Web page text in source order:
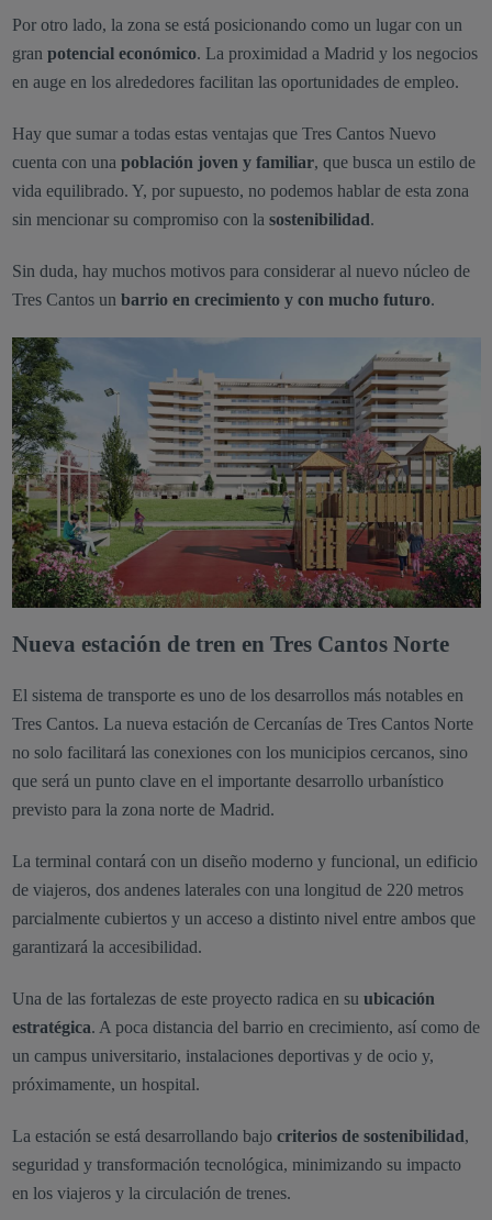
Por otro lado, la zona se está posicionando como un lugar con un
gran potencial económico. La proximidad a Madrid y los negocios
en auge en los alrededores facilitan las oportunidades de empleo.
Hay que sumar a todas estas ventajas que Tres Cantos Nuevo
cuenta con una población joven y familiar, que busca un estilo de
vida equilibrado. Y, por supuesto, no podemos hablar de esta zona
sin mencionar su compromiso con la sostenibilidad.
Sin duda, hay muchos motivos para considerar al nuevo núcleo de
Tres Cantos un barrio en crecimiento y con mucho futuro.
Nueva estación de tren en Tres Cantos Norte
El sistema de transporte es uno de los desarrollos más notables en
Tres Cantos. La nueva estación de Cercanías de Tres Cantos Norte
no solo facilitará las conexiones con los municipios cercanos, sino
que será un punto clave en el importante desarrollo urbanístico
previsto para la zona norte de Madrid.
La terminal contará con un diseño moderno y funcional, un edificio
de viajeros, dos andenes laterales con una longitud de 220 metros
parcialmente cubiertos y un acceso a distinto nivel entre ambos que
garantizará la accesibilidad.
Una de las fortalezas de este proyecto radica en su ubicación
estratégica. A poca distancia del barrio en crecimiento, así como de
un campus universitario, instalaciones deportivas y de ocio y,
próximamente, un hospital.
La estación se está desarrollando bajocriterios de sostenibilidad,
seguridad y transformación tecnológica, minimizando su impacto
en los viajeros y la circulación de trenes.